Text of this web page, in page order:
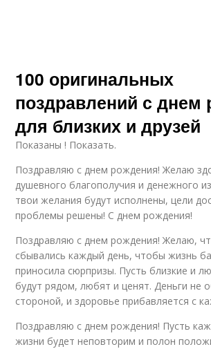
100 оригинальных
поздравлений с днем
для близких и друзей
Показаны ! Показать.
Поздравляю с днем рождения! Желаю
душевного благополучия и денежного
твои желания будут исполнены, цели
проблемы решены! С днем рождения!
Поздравляю с днем рождения! Желаю,
сбывались каждый день, чтобы жизнь
приносила сюрпризы. Пусть близкие и
будут рядом, любят и ценят. Деньги не
стороной, и здоровье прибавляется с
Поздравляю с днем рождения! Пусть
жизни будет неповторим и полон